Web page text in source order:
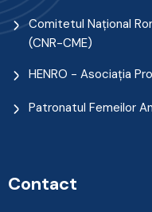
Comitetul Naţional
(CNR-CME)
HENRO - Asociația
Patronatul Femeilor
Contact